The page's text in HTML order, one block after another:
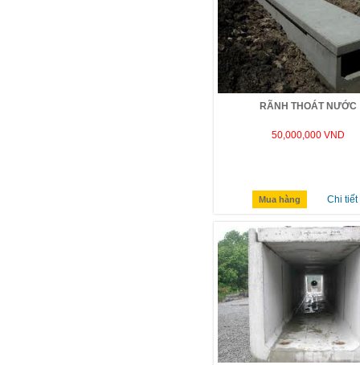
RÃNH THOÁT NƯỚC
50,000,000 VND
Mua hàng Chi tiết